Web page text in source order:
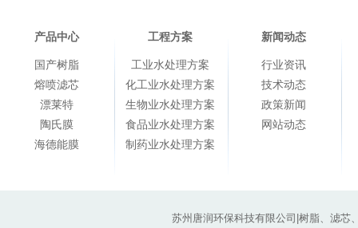
产品中心
国产树脂
熔喷滤芯
漂莱特
陶氏膜
海德能膜
工程方案
工业水处理方案
化工业水处理方案
生物业水处理方案
食品业水处理方案
制药业水处理方案
新闻动态
行业资讯
技术动态
政策新闻
网站动态
苏州唐润环保科技有限公司|树脂、滤芯